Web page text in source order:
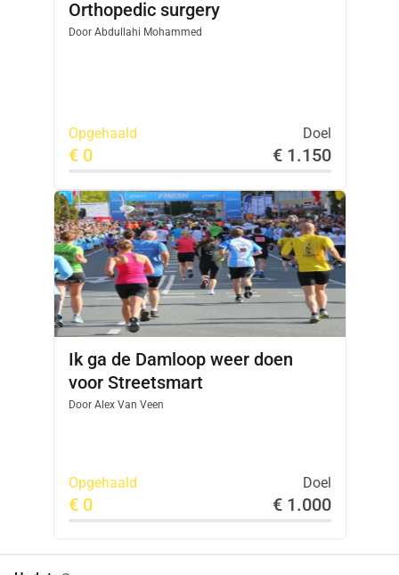
Orthopedic surgery
DoorAbdullahi Mohammed
Opgehaald Doel
€ 0 € 1.150
Ik ga de Damloop weer doen
voor Streetsmart
DoorAlex Van Veen
Opgehaald Doel
€ 0 € 1.000